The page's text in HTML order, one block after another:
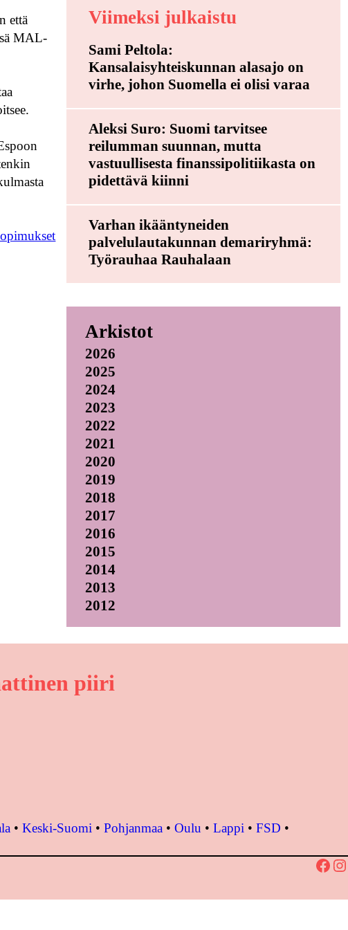
että
MAL-
Viimeksi julkaistu
Sami Peltola:
Kansalaisyhteiskunnan alasajo on
virhe, johon Suomella ei olisi varaa
Aleksi Suro: Suomi tarvitsee
reilumman suunnan, mutta
vastuullisesta finanssipolitiikasta on
pidettävä kiinni
Varhan ikääntyneiden
palvelulautakunnan demariryhmä:
Työrauhaa Rauhalaan
Arkistot
2026
2025
2024
2023
2022
2021
2020
2019
2018
2017
2016
2015
2014
2013
2012
piiri
• Keski-Suomi • Pohjanmaa • Oulu • Lappi • FSD •
Facebook Instagram